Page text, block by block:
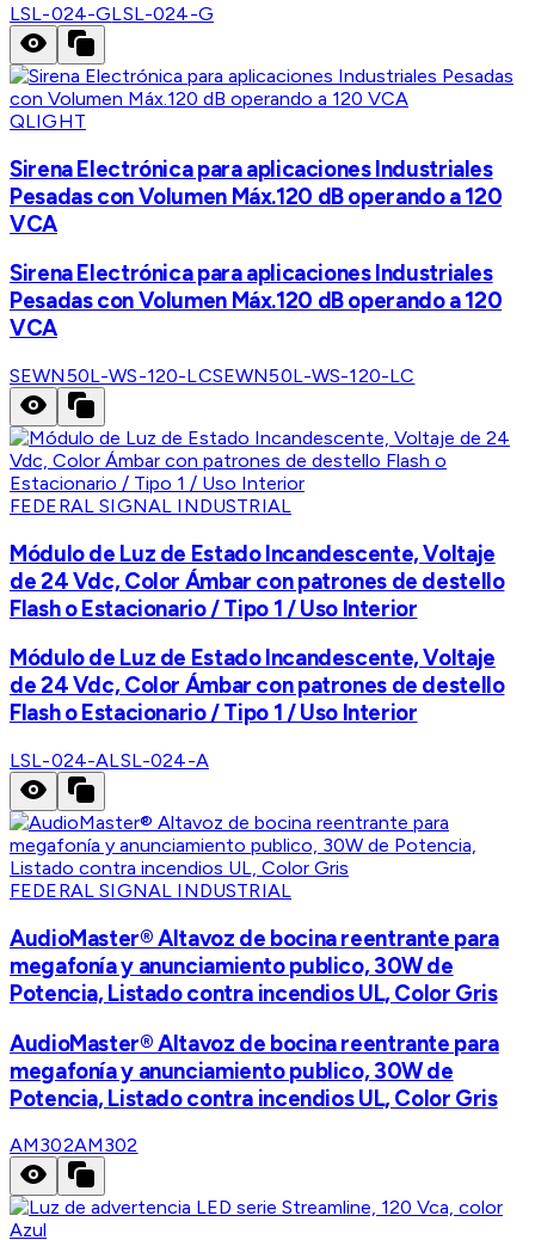
LSL-024-GLSL-024-G
QLIGHT
Sirena Electrónica para aplicaciones Industriales
Pesadas con Volumen Máx.120 dB operando a 120
VCA
Sirena Electrónica para aplicaciones Industriales
Pesadas con Volumen Máx.120 dB operando a 120
VCA
SEWN50L-WS-120-LCSEWN50L-WS-120-LC
FEDERAL SIGNAL INDUSTRIAL
Módulo de Luz de Estado Incandescente, Voltaje
de 24 Vdc, Color Ámbar con patrones de destello
Flash o Estacionario / Tipo 1 / Uso Interior
Módulo de Luz de Estado Incandescente, Voltaje
de 24 Vdc, Color Ámbar con patrones de destello
Flash o Estacionario / Tipo 1 / Uso Interior
LSL-024-ALSL-024-A
FEDERAL SIGNAL INDUSTRIAL
AudioMaster® Altavoz de bocina reentrante para
megafonía y anunciamiento publico, 30W de
Potencia, Listado contra incendios UL, Color Gris
AudioMaster® Altavoz de bocina reentrante para
megafonía y anunciamiento publico, 30W de
Potencia, Listado contra incendios UL, Color Gris
AM302AM302